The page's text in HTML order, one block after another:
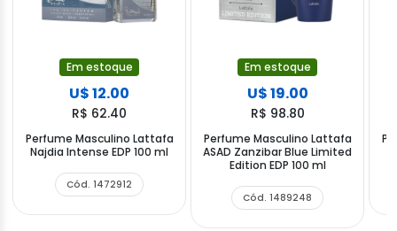
Em estoque
U$ 12.00
R$ 62.40
Perfume Masculino Lattafa
Najdia Intense EDP 100 ml
Cód. 1472912
Em estoque
U$ 19.00
R$ 98.80
Perfume Masculino Lattafa
ASAD Zanzibar Blue Limited
Edition EDP 100 ml
Cód. 1489248